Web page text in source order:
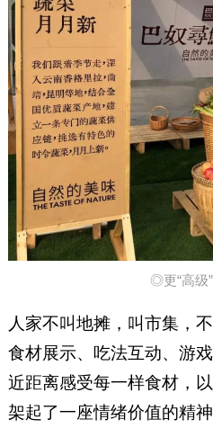
◎更“高级
人家不叫地摊，叫市集，
食材展示、吃法互动、游
近距离感受每一样食材，
架起了一座情绪价值的精神